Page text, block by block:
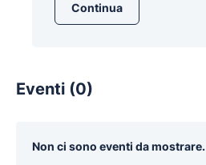
Continua
Eventi (0)
Non ci sono eventi da mostrare.